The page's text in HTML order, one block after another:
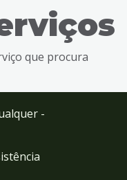
que procura
-